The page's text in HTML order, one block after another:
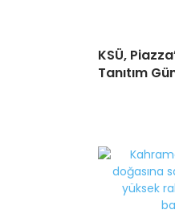
KSÜ,
Tanıtım